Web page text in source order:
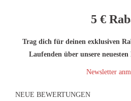
5 €
Trag dich für deinen exklusiven
Laufenden über unsere
Newsletter
NEUE BEWERTUNGEN